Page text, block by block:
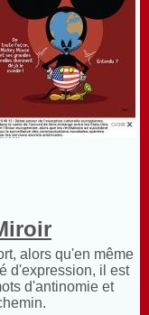
alors qu'en même
d'expression, il est
d'antinomie et